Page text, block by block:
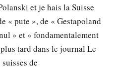
et je hais la Suisse
« pute », de « Gestapoland
» et « fondamentalement
tard dans le journal Le
de